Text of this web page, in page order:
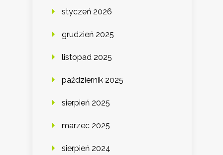
styczeń 2026
grudzień 2025
listopad 2025
październik 2025
sierpień 2025
marzec 2025
sierpień 2024